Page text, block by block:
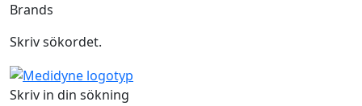
Brands
Skriv sökordet.
Skriv in din sökning